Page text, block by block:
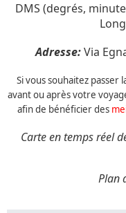
DMS (degrés,
Adresse:Via
Si vous souhaitez
avant ou après votre
afin de bénéficier des
Carte en temps réel
Plan